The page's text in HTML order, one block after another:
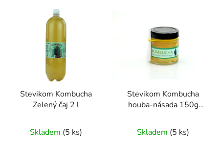
Stevikom Kombucha
Zelený čaj 2 l
hodnocení
Skladem (5 ks)
Stevikom Kombucha
houba-násada 150g
Stevikom 150 g
hodnocení
Skladem (5 ks)